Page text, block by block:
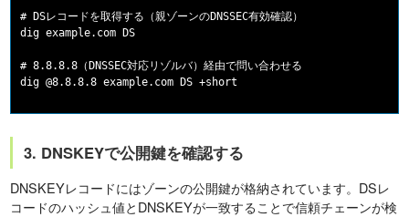
# DSレコードを取得する（親ゾーンのDNSSEC有効確認）
dig example.com DS
# 8.8.8.8（DNSSEC対応リゾルバ）経由で問い合わせる
3. DNSKEYで公開鍵を確認する
DNSKEYレコードにはゾーンの公開鍵が格納されています。DSレ
コードのハッシュ値とDNSKEYが一致することで信頼チェーンが検